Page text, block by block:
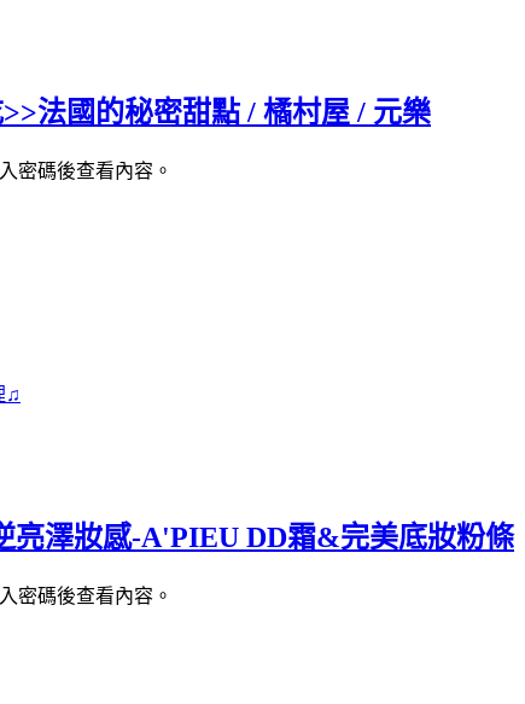
法國的秘密甜點 / 橘村屋 / 元樂
密碼後查看內容。
♫
亮澤妝感-A'PIEU DD霜&完美底妝粉條
密碼後查看內容。